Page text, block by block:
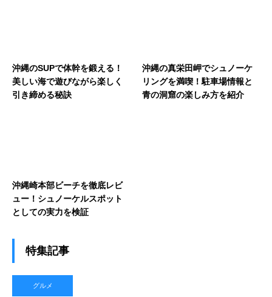
沖縄のSUPで体幹を鍛える！
美しい海で遊びながら楽しく
引き締める秘訣
沖縄の真栄田岬でシュノーケ
リングを満喫！駐車場情報と
青の洞窟の楽しみ方を紹介
沖縄崎本部ビーチを徹底レビ
ュー！シュノーケルスポット
としての実力を検証
特集記事
グルメ